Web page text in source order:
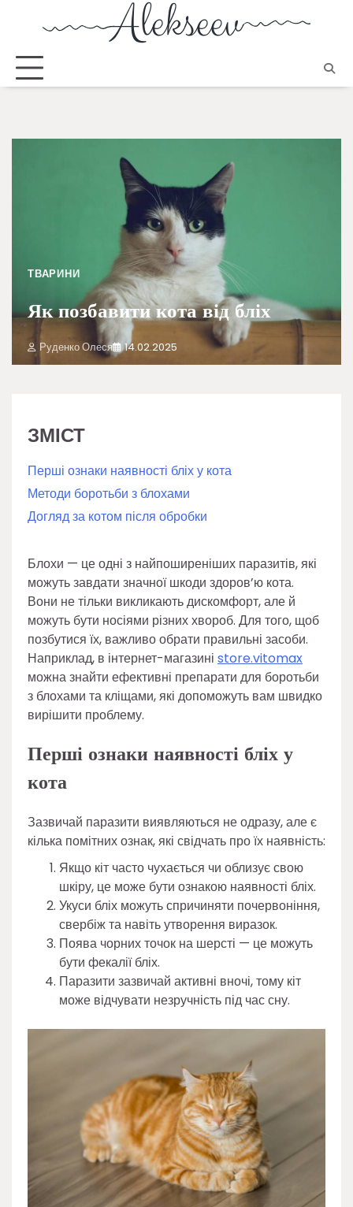
ТВАРИНИ
Як позбавити кота від бліх
Руденко Олеся 14.02.2025
ЗМІСТ
Перші ознаки наявності бліх у кота
Методи боротьби з блохами
Догляд за котом після обробки
Блохи — це одні з найпоширеніших паразитів, які
можуть завдати значної шкоди здоров’ю кота.
Вони не тільки викликають дискомфорт, але й
можуть бути носіями різних хвороб. Для того, щоб
позбутися їх, важливо обрати правильні засоби.
Наприклад, в інтернет-магазині store.vitomax
можна знайти ефективні препарати для боротьби
з блохами та кліщами, які допоможуть вам швидко
вирішити проблему.
Перші ознаки наявності бліх у
кота
Зазвичай паразити виявляються не одразу, але є
кілька помітних ознак, які свідчать про їх наявність:
Якщо кіт часто чухається чи облизує свою
шкіру, це може бути ознакою наявності бліх.
Укуси бліх можуть спричиняти почервоніння,
свербіж та навіть утворення виразок.
Поява чорних точок на шерсті — це можуть
бути фекалії бліх.
Паразити зазвичай активні вночі, тому кіт
може відчувати незручність під час сну.